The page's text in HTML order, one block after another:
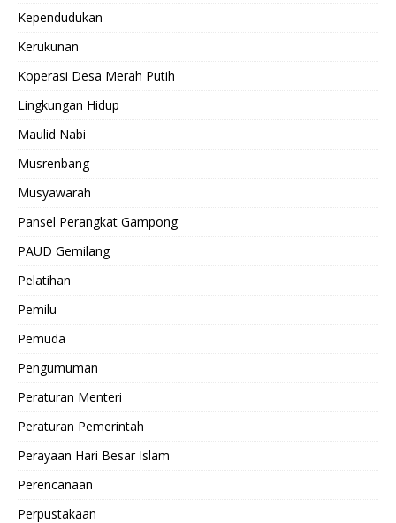
Kependudukan
Kerukunan
Koperasi Desa Merah Putih
Lingkungan Hidup
Maulid Nabi
Musrenbang
Musyawarah
Pansel Perangkat Gampong
PAUD Gemilang
Pelatihan
Pemilu
Pemuda
Pengumuman
Peraturan Menteri
Peraturan Pemerintah
Perayaan Hari Besar Islam
Perencanaan
Perpustakaan